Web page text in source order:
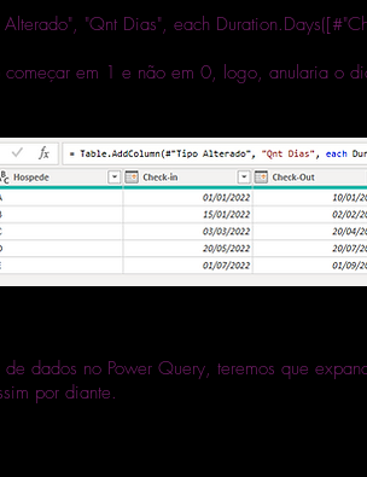
"Qnt Dias", each
em 1 e não em 0, logo, anularia o
dados no Power Query, teremos que
por diante.